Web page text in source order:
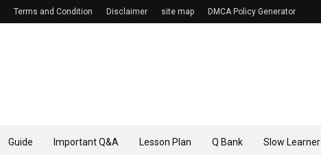
Terms and Condition Disclaimer site map DMCA Policy Generator
Guide Important Q&A Lesson Plan Q Bank Slow Learner